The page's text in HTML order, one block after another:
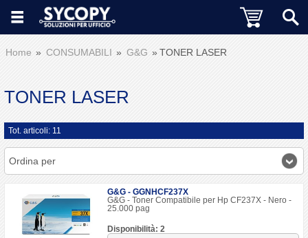
Home CONSUMABILI G&G TONER LASER
TONER LASER
Tot. articoli: 11
Ordina per
G&G - GGNHCF237X
G&G - Toner Compatibile per Hp CF237X - Nero -
25.000 pag
Disponibilità: 2